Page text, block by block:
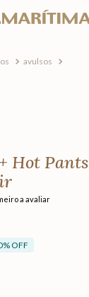
avulsos
Hot Pants
a avaliar
% OFF